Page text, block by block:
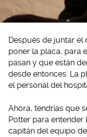
Después de juntar el
poner la placa, para
pasan y que están
desde entonces. La
el personal del
Ahora, tendrías que
Potter para
capitán del equipo